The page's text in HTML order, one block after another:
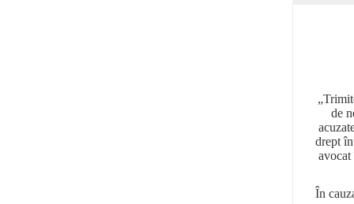
de
drept
În